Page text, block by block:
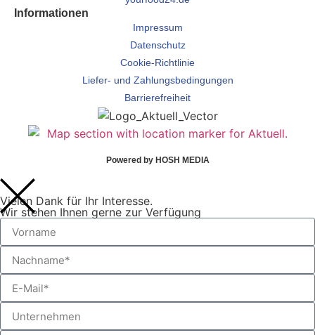
Informationen
Impressum
Datenschutz
Cookie-Richtlinie
Liefer- und Zahlungsbedingungen
Barrierefreiheit
Powered by HOSH MEDIA
Vielen Dank für Ihr Interesse.
Wir stehen Ihnen gerne zur Verfügung